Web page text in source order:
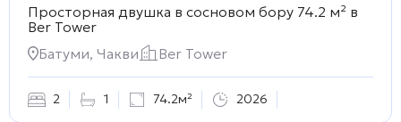
Просторная двушка в сосновом бору 74.2 м² в
Ber Tower
Батуми, Чакви
Ber Tower
2 1 74.2м² 2026